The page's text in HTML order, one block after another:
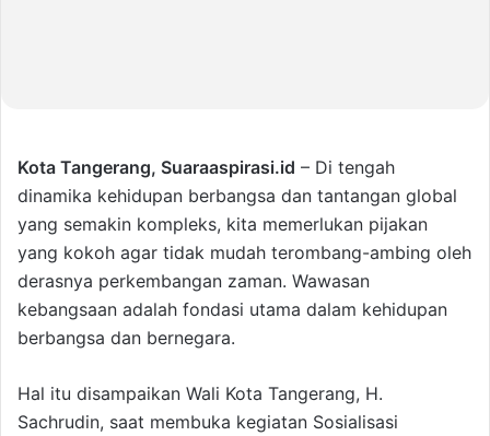
Kota Tangerang, Suaraaspirasi.id – Di tengah
dinamika kehidupan berbangsa dan tantangan global
yang semakin kompleks, kita memerlukan pijakan
yang kokoh agar tidak mudah terombang-ambing oleh
derasnya perkembangan zaman. Wawasan
kebangsaan adalah fondasi utama dalam kehidupan
berbangsa dan bernegara.
Hal itu disampaikan Wali Kota Tangerang, H.
Sachrudin, saat membuka kegiatan Sosialisasi